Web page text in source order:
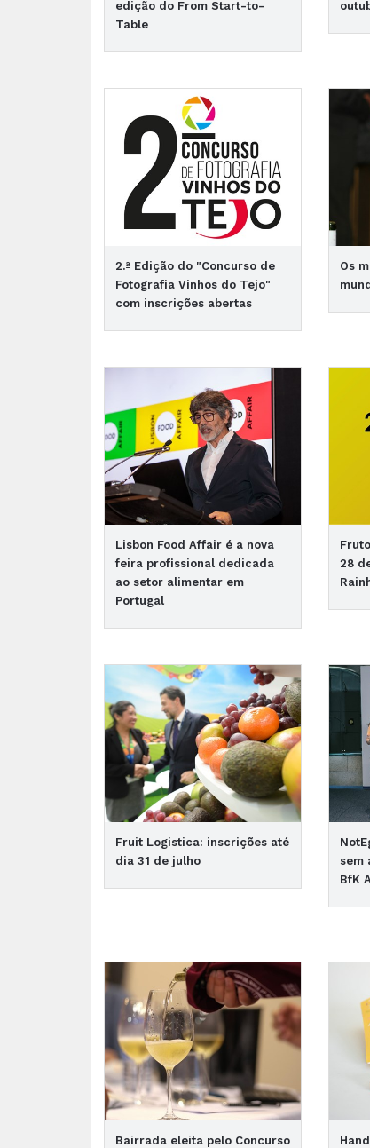
edição do From Start-to-
Table
2.ª Edição do "Concurso de
Fotografia Vinhos do Tejo"
com inscrições abertas
Os
Lisbon Food Affair é a nova
feira profissional dedicada
ao setor alimentar em
Portugal
28
Fruit Logistica: inscrições até
dia 31 de julho
sem
BfK
Bairrada eleita pelo Concurso